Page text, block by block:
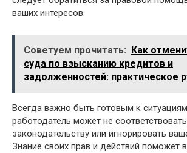
ваших интересов.
Советуем прочитать:
Как
суда по взысканию кредитов и
задолженностей: практическое
Всегда важно быть готовым к
работодатель может не соответствовать
законодательству или игнорировать
Знание своих прав и действий поможет